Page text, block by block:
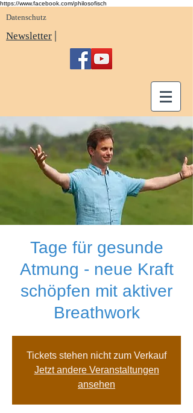
https://www.facebook.com/philosofisch
Datenschutz
Newsletter |
Tage für gesunde
Atmung - neue Kraft
schöpfen mit aktiver
Breathwork
Tickets stehen nicht zum Verkauf
Jetzt andere Veranstaltungen
ansehen